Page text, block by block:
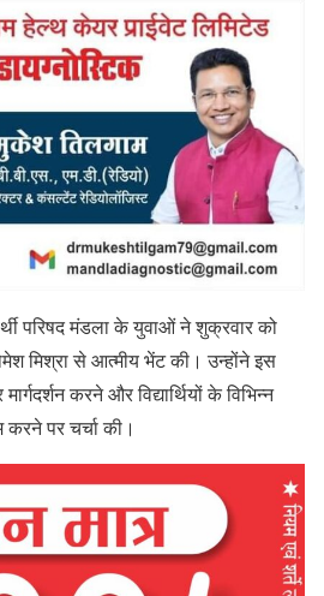
परिषद मंडला के युवाओं ने शुक्रवार को
मिश्रा से आत्मीय भेंट की। उन्होंने इस
करने और विद्यार्थियों के विभिन्न
पर चर्चा की।